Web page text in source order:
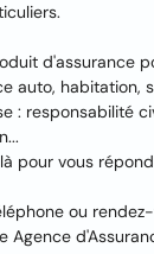
d'assurance
auto, habitation,
: responsabilité
pour vous
ou
Agence